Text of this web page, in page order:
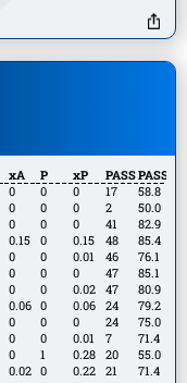
xA P xP PASSPASS%
0 0 0 17
58.8
0 0 0 2
50.0
0 0 0 41
82.9
0.15 0 0.15 48
85.4
0 0 0.01 46
76.1
0 0 0 47
85.1
0 0 0.02 47
80.9
0.06 0 0.06 24
79.2
0 0 0 24
75.0
0 0 0.01 7
71.4
0 1 0.28 20
55.0
0.02 0 0.22 21
71.4